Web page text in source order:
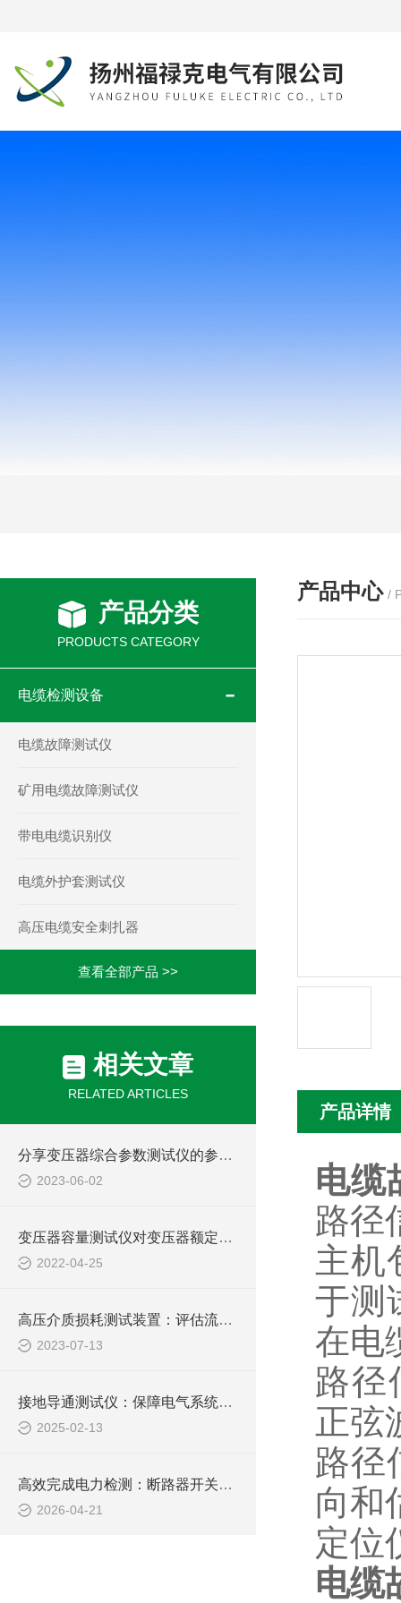
产品分类
PRODUCTS CATEGORY
电缆检测设备
电缆故障测试仪
矿用电缆故障测试仪
带电电缆识别仪
电缆外护套测试仪
高压电缆安全刺扎器
查看全部产品 >>
相关文章
RELATED ARTICLES
分享变压器综合参数测试仪的参数输入技巧
2023-06-02
变压器容量测试仪对变压器额定容量的判断
2022-04-25
高压介质损耗测试装置：评估流体输送过程中的能量损失
2023-07-13
接地导通测试仪：保障电气系统稳定运行的关键工具
2025-02-13
高效完成电力检测：断路器开关特性测试仪应用详解
2026-04-21
产品中心 /
产品详情
电缆
路径
主机
于测
在电
路径
正弦
路径
向和
定位
电缆